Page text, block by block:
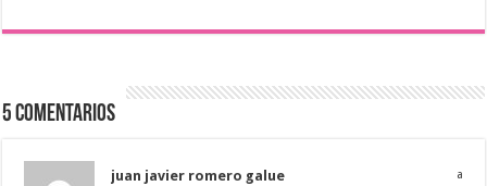
5 comentarios
juan javier romero galue a